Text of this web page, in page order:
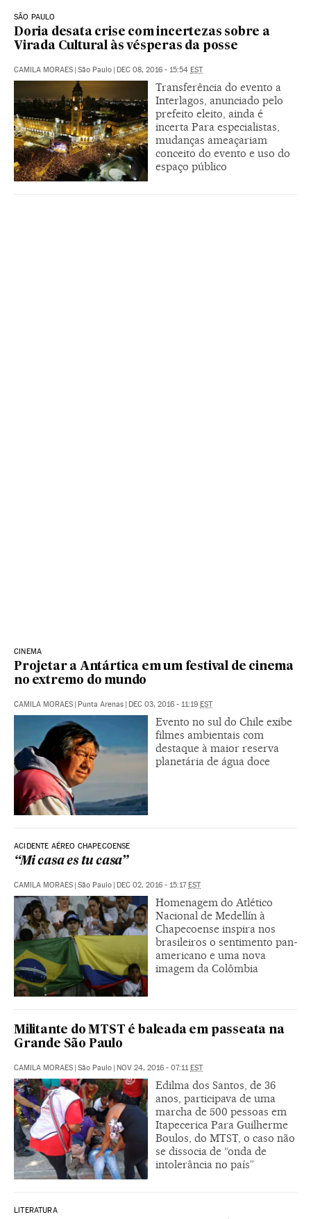
SÃO PAULO
Doria desata crise com incertezas sobre a
Virada Cultural às vésperas da posse
CAMILA MORAES | São Paulo | DEC 08, 2016 - 15:54 EST
Transferência do evento a
Interlagos, anunciado pelo
prefeito eleito, ainda é
incerta Para especialistas,
mudanças ameaçariam
conceito do evento e uso do
espaço público
CINEMA
Projetar a Antártica em um festival de cinema
no extremo do mundo
CAMILA MORAES | Punta Arenas | DEC 03, 2016 - 11:19 EST
Evento no sul do Chile exibe
filmes ambientais com
destaque à maior reserva
planetária de água doce
ACIDENTE AÉREO CHAPECOENSE
“Mi casa es tu casa”
CAMILA MORAES São Paulo DEC 02, 2016 - 15:17 EST
Homenagem do Atlético
Nacional de Medellín à
Chapecoense inspira nos
brasileiros o sentimento pan-
americano e uma nova
imagem da Colômbia
Militante do MTST é baleada em passeata na
Grande São Paulo
CAMILA MORAES São Paulo NOV 24, 2016 - 07:11 EST
Edilma dos Santos, de 36
anos, participava de uma
marcha de 500 pessoas em
Itapecerica Para Guilherme
Boulos, do MTST, o caso não
se dissocia de “onda de
intolerância no país”
LITERATURA